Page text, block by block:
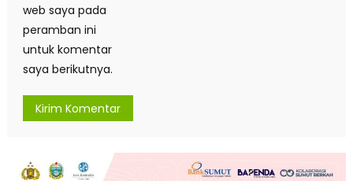
web saya pada
peramban ini
untuk komentar
saya berikutnya.